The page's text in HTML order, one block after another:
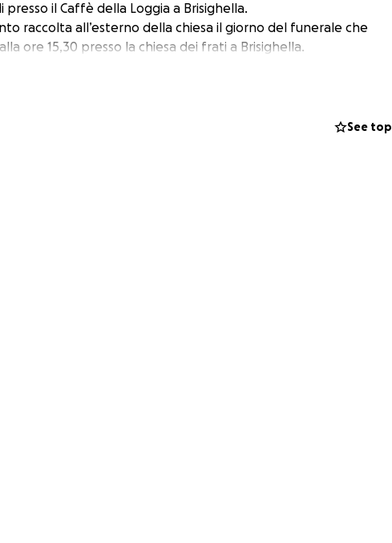
il Caffè della Loggia a Brisighella.
raccolta all’esterno della chiesa il giorno del funerale che
ore 15,30 presso la chiesa dei frati a Brisighella.
See top